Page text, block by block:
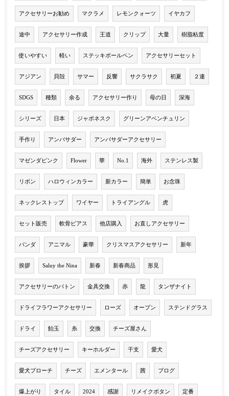
アクセサリーお勧め マクラメ レモンクォーツ イヤカフ
途中 アクセサリー作成 王道 クリップ 大量 樹脂粘度
使いやすい 軽い ステッキボールペン アクセサリーセット
アジアン 貝殻 サマー 反響 サクラサク 初夏 ２連
SDGS 種類 余る アクセサリー作り 母の日 深海
シリーズ 日本 ジャポネスク グリーンアベンチュリン
手作り アンバサダー アンバサダーアクセサリー
マゼンダピンク Flower 華 No.1 海外 ステンレス製
リボン ハロウィンカラー 新カラー 簡単 お念珠
ネックレストップ ワイヤー トライアングル 虎
セット販売 軟骨ピアス 他店購入 お直しアクセサリー
パンダ アニマル 豪華 クリスマスアクセサリー 新年
挨拶 Saluy the Nina 新春 新春商品 形見
アクセサリーのバトン 金具交換 赤 龍 タンザナイト
ドライフラワーアクセサリー ローズ オープン ステンドグラス
ドライ 飴玉 糸 交換 チーズ屋さん
チーズアクセサリー キーホルダー 干支 愛犬
愛犬ブローチ チーズ エメンタール 茜 ブログ
爆上がり タイル 2024 感謝 リメイクボタン 定番